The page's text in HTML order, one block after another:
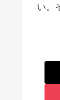
い。